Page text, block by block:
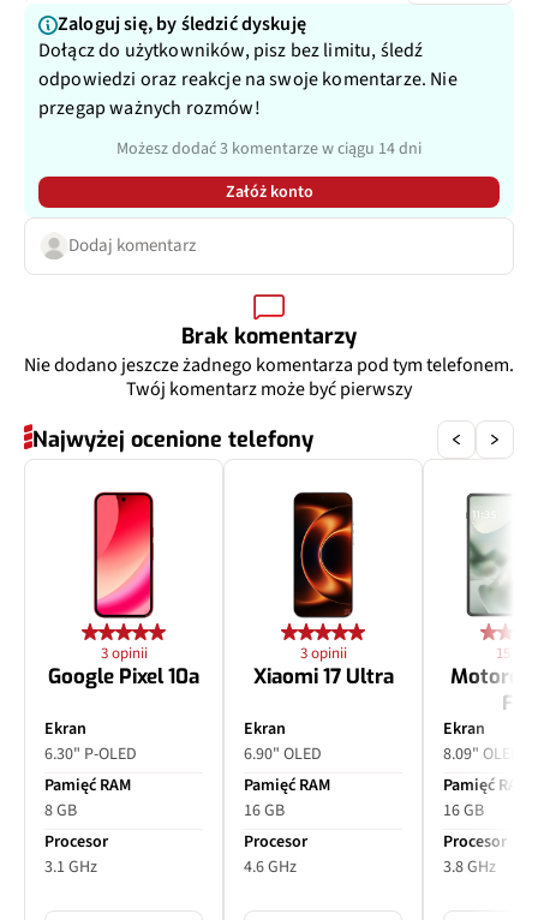
Zaloguj się, by śledzić dyskuję
Dołącz do użytkowników, pisz bez limitu, śledź
odpowiedzi oraz reakcje na swoje komentarze. Nie
przegap ważnych rozmów!
Możesz dodać 3 komentarze w ciągu 14 dni
Załóż konto
Dodaj komentarz
Brak komentarzy
Nie dodano jeszcze żadnego komentarza pod tym telefonem.
Twój komentarz może być pierwszy
Najwyżej ocenione telefony
3 opinii
Google Pixel 10a
Ekran
6.30" P-OLED
Pamięć RAM
8 GB
Procesor
3.1 GHz
3 opinii
Xiaomi 17 Ultra
Ekran
6.90" OLED
Pamięć RAM
16 GB
Procesor
4.6 GHz
15
Motorola
Ekran
8.09" OLED
Pamięć RAM
16 GB
Procesor
3.8 GHz